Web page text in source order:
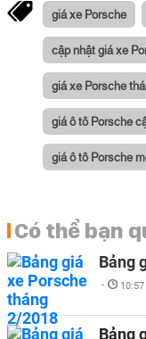
giá xe Porsche
cập nhật giá xe
giá xe Porsche
giá ô tô Porsche
giá ô tô Porsche
Có thể bạn
Bảng
-
Bảng